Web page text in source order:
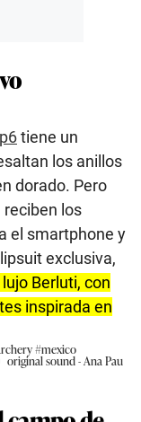
tiene un
los anillos
dorado. Pero
reciben los
el smartphone y
exclusiva,
Berluti, con
inspirada en
#mexico
original sound - Ana Pau